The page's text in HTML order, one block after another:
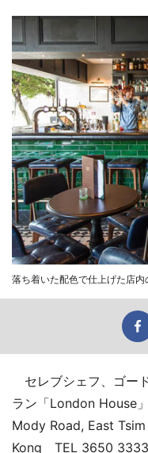
落ち着いた配色で仕上げた店内
セレブシェフ、ゴー
ラン「London House
Mody Road, East
Kong TEL 3650 3333